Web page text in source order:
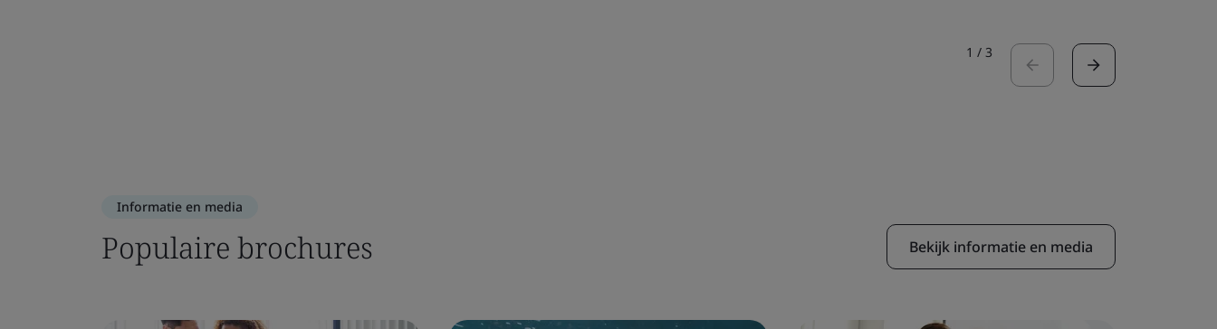
1 / 3
Informatie en media
Populaire brochures Bekijk informatie en media